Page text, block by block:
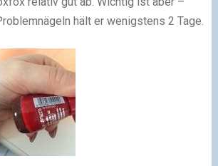
hält er wenigstens 2 Tage.